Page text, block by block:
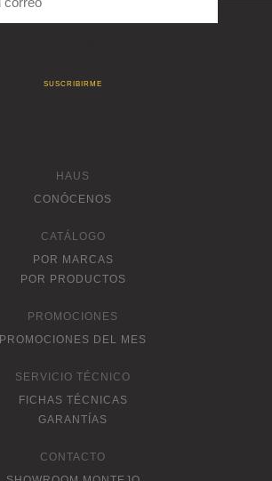
HAUS
CONÓCENOS
CATÁLOGO
POR MARCAS
POR PRODUCTOS
PROMOCIONES
PROMOCIONES DEL MES
SERVICIO TÉCNICO
FICHAS TÉCNICAS
GARANTÍAS
CONTACTO